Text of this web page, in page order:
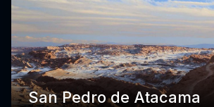
San Pedro de Atacama